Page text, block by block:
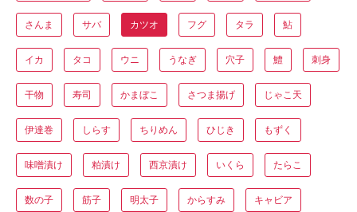
さんま サバ カツオ フグ タラ 鮎
イカ タコ ウニ うなぎ 穴子 鱧 刺身
干物 寿司 かまぼこ さつま揚げ じゃこ天
伊達巻 しらす ちりめん ひじき もずく
味噌漬け 粕漬け 西京漬け いくら たらこ
数の子 筋子 明太子 からすみ キャビア